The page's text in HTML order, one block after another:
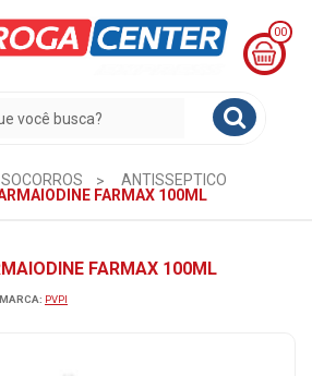
00
CESTA
R$
0,00
ANTISSEPTICO
FARMAX 100ML
FARMAX 100ML
MARCA: PVPI